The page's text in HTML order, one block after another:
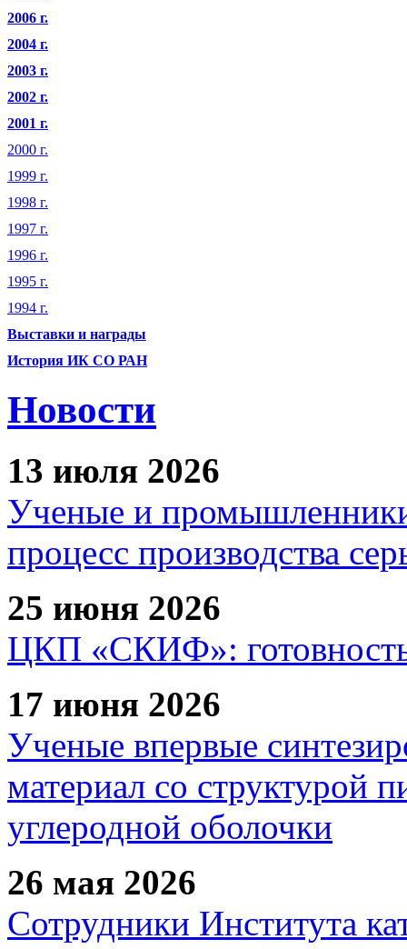
2006 г.
2004 г.
2003 г.
2002 г.
2001 г.
2000 г.
1999 г.
1998 г.
1997 г.
1996 г.
1995 г.
1994 г.
Выставки и награды
История ИК СО РАН
Новости
13 июля 2026
Ученые и
процесс производства
25 июня 2026
ЦКП «СКИФ»: готовность
17 июня 2026
Ученые впервые
материал со структурой
углеродной оболочки
26 мая 2026
Сотрудники Института